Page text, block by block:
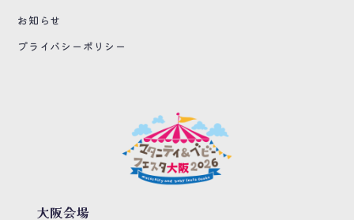
お知らせ
プライバシーポリシー
大阪会場